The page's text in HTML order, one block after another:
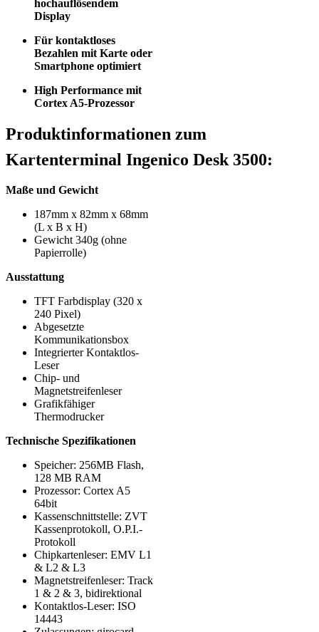
hochauflösendem
Display
Für kontaktloses
Bezahlen mit Karte oder
Smartphone optimiert
High Performance mit
Cortex A5-Prozessor
Produktinformationen zum
Kartenterminal Ingenico Desk 3500:
Maße und Gewicht
187mm x 82mm x 68mm
(L x B x H)
Gewicht 340g (ohne
Papierrolle)
Ausstattung
TFT Farbdisplay (320 x
240 Pixel)
Abgesetzte
Kommunikationsbox
Integrierter Kontaktlos-
Leser
Chip- und
Magnetstreifenleser
Grafikfähiger
Thermodrucker
Technische Spezifikationen
Speicher: 256MB Flash,
128 MB RAM
Prozessor: Cortex A5
64bit
Kassenschnittstelle: ZVT
Kassenprotokoll, O.P.I.-
Protokoll
Chipkartenleser: EMV L1
& L2 & L3
Magnetstreifenleser: Track
1 & 2 & 3, bidirektional
Kontaktlos-Leser: ISO
14443